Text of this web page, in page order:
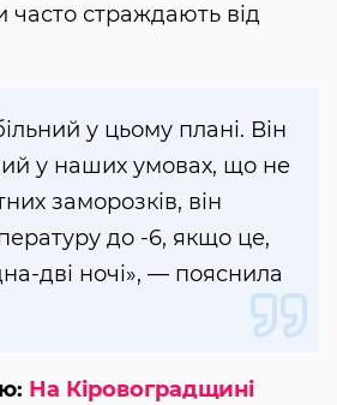
часто страждають від
у цьому плані. Він
у наших умовах, що не
заморозків, він
до -6, якщо це,
дві ночі», — пояснила
На Кіровоградщині